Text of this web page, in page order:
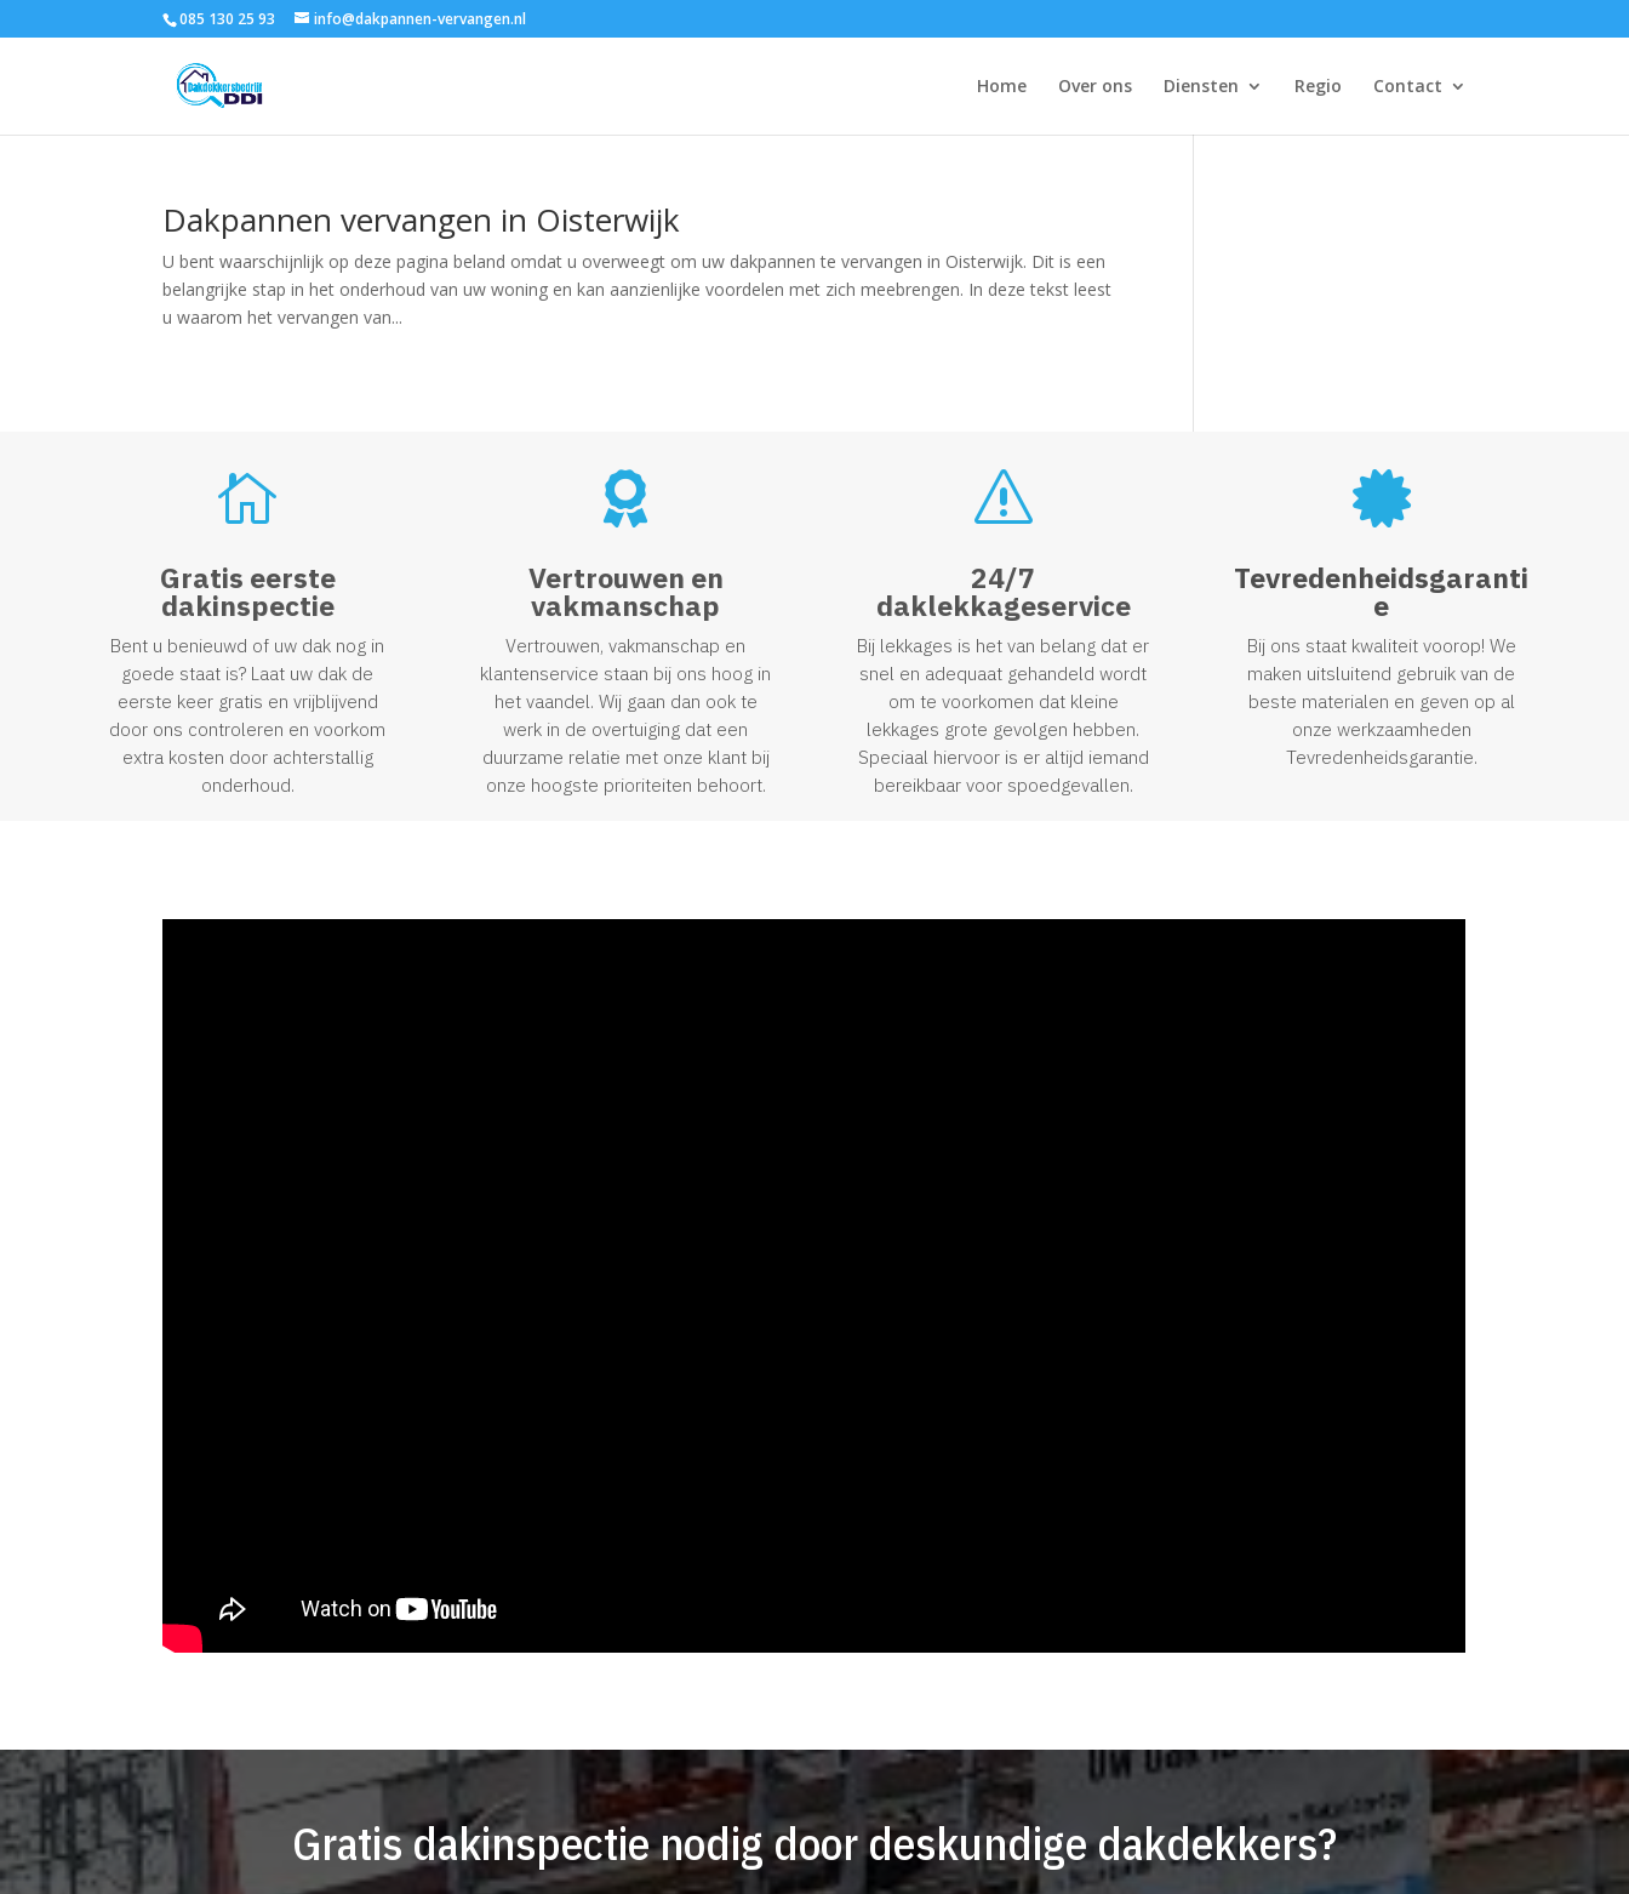
085 130 25 93 info@dakpannen-vervangen.nl
Home Over ons Diensten Regio Contact
Dakpannen vervangen in Oisterwijk
U bent waarschijnlijk op deze pagina beland omdat u overweegt om uw dakpannen te vervangen in Oisterwijk. Dit is een
belangrijke stap in het onderhoud van uw woning en kan aanzienlijke voordelen met zich meebrengen. In deze tekst leest
u waarom het vervangen van...

Gratis eerste
dakinspectie
Bent u benieuwd of uw dak nog in
goede staat is? Laat uw dak de
eerste keer gratis en vrijblijvend
door ons controleren en voorkom
extra kosten door achterstallig
onderhoud.

Vertrouwen en
vakmanschap
Vertrouwen, vakmanschap en
klantenservice staan bij ons hoog in
het vaandel. Wij gaan dan ook te
werk in de overtuiging dat een
duurzame relatie met onze klant bij
onze hoogste prioriteiten behoort.
s
24/7
daklekkageservice
Bij lekkages is het van belang dat er
snel en adequaat gehandeld wordt
om te voorkomen dat kleine
lekkages grote gevolgen hebben.
Speciaal hiervoor is er altijd iemand
bereikbaar voor spoedgevallen.

Tevredenheidsgaranti
e
Bij ons staat kwaliteit voorop! We
maken uitsluitend gebruik van de
beste materialen en geven op al
onze werkzaamheden
Tevredenheidsgarantie.
Gratis dakinspectie nodig door deskundige dakdekkers?